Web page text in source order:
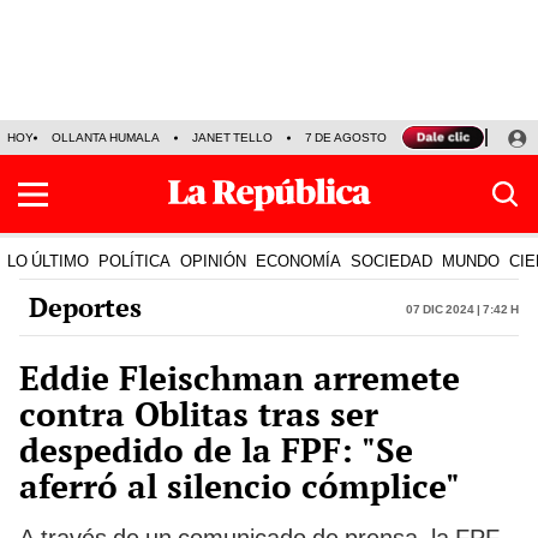
HOY OLLANTA HUMALA JANET TELLO 7 DE AGOSTO TINKA RESULTADOS
LO ÚLTIMO POLÍTICA OPINIÓN ECONOMÍA SOCIEDAD MUNDO
Deportes 07 Dic 2024 | 7:42 h
Eddie Fleischman arremete
contra Oblitas tras ser
despedido de la FPF: "Se
aferró al silencio cómplice"